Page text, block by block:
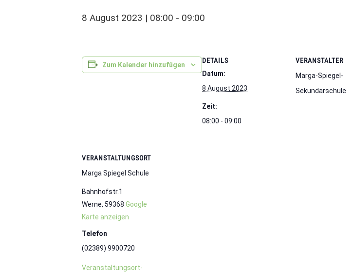
8 August 2023 | 08:00 - 09:00
Zum Kalender hinzufügen
DETAILS
Datum:
8 August 2023
Zeit:
08:00 - 09:00
VERANSTALTER
Marga-Spiegel-
Sekundarschule
VERANSTALTUNGSORT
Marga Spiegel Schule
Bahnhofstr.1
Werne, 59368 Google
Karte anzeigen
Telefon
(02389) 9900720
Veranstaltungsort-